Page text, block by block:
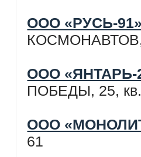
ООО «РУСЬ-
КОСМОНАВТОВ,
ООО «ЯНТАРЬ-
ПОБЕДЫ, 25,
ООО
61